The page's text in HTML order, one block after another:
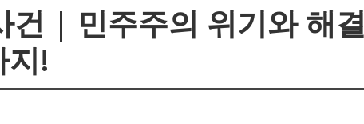
건 | 민주주의 위기와 해결
지!